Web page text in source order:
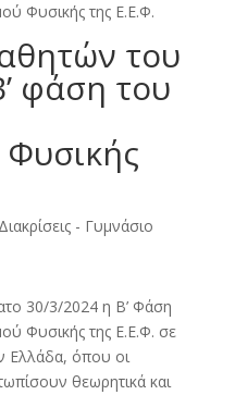
Φυσικής της Ε.Ε.Φ.
του
φάση του
- Γυμνάσιο
30/3/2024 η Β’ Φάση
Φυσικής της Ε.Ε.Φ. σε
Ελλάδα, όπου οι
θεωρητικά και